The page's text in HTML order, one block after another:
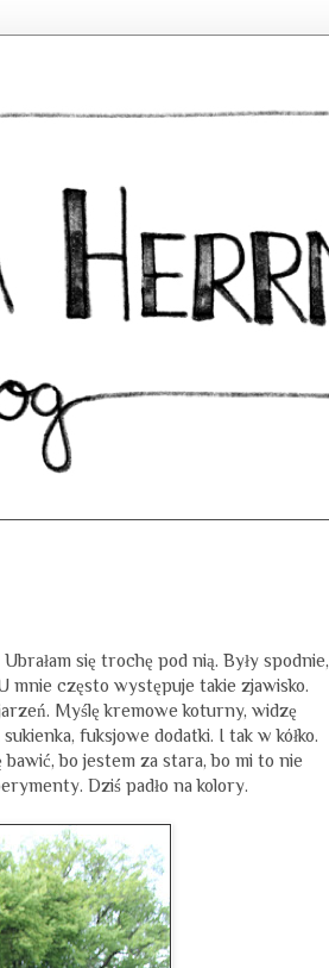
się trochę pod nią. Były spodnie,
mnie często występuje takie zjawisko.
Myślę kremowe koturny, widzę
fuksjowe dodatki. I tak w kółko.
bo jestem za stara, bo mi to nie
Dziś padło na kolory.